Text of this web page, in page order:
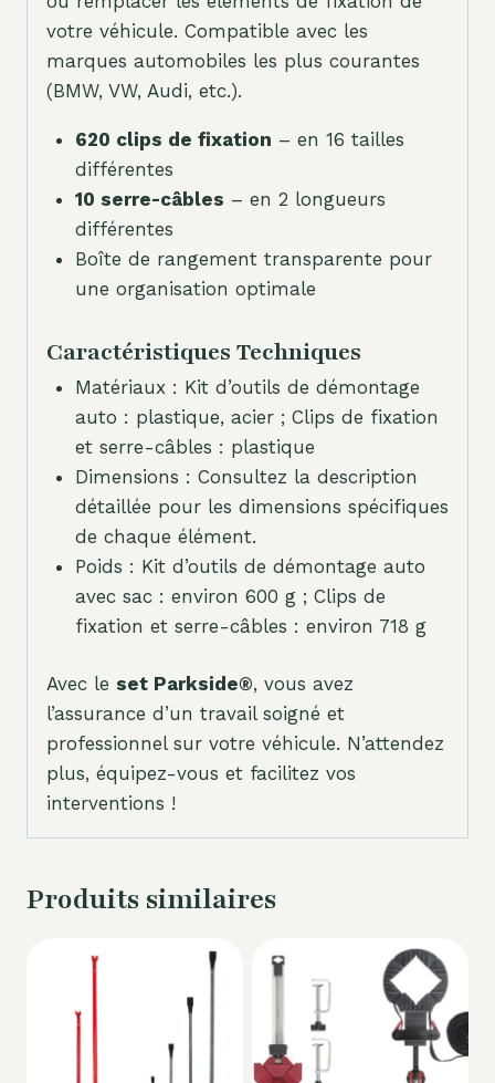
votre véhicule. Compatible avec les
marques automobiles les plus courantes
(BMW, VW, Audi, etc.).
620 clips de fixation – en 16 tailles
différentes
10 serre-câbles – en 2 longueurs
différentes
Boîte de rangement transparente pour
une organisation optimale
Caractéristiques Techniques
Matériaux : Kit d’outils de démontage
auto : plastique, acier ; Clips de fixation
et serre-câbles : plastique
Dimensions : Consultez la description
détaillée pour les dimensions spécifiques
de chaque élément.
Poids : Kit d’outils de démontage auto
avec sac : environ 600 g ; Clips de
fixation et serre-câbles : environ 718 g
Avec le set Parkside®, vous avez
l’assurance d’un travail soigné et
professionnel sur votre véhicule. N’attendez
plus, équipez-vous et facilitez vos
interventions !
Produits similaires